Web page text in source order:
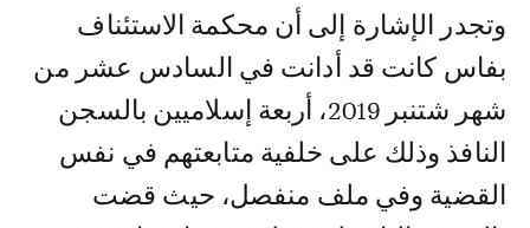
وتجدر الإشارة إلى أن محكمة الاستئناف
بفاس كانت قد أدانت في السادس عشر من
شهر شتنبر 2019، أربعة إسلاميين بالسجن
النافذ وذلك على خلفية متابعتهم في نفس
القضية وفي ملف منفصل، حيث قضت